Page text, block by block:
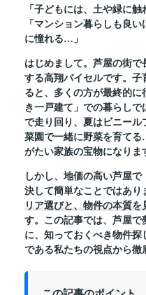
「子どもには、土や緑に触
「マンション暮らしも良
に憧れる…」
はじめまして。芦屋の街
する高翔バイセルです。
ると、多くの方が最終的
き一戸建て」での暮らし
で走り回り、夏はビニー
菜園で一緒に野菜を育て
がたい家族の宝物になりま
しかし、地価の高い芦屋で
決して簡単なことではあり
リア選びと、物件の本質を
す。この記事では、芦屋
に、知っておくべき物件探
である私たちの視点から徹